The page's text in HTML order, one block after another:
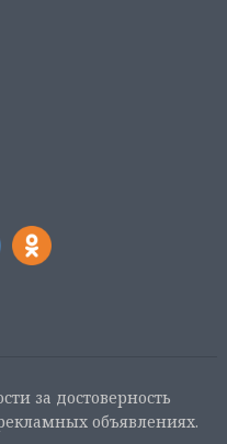
за достоверность
объявлениях.